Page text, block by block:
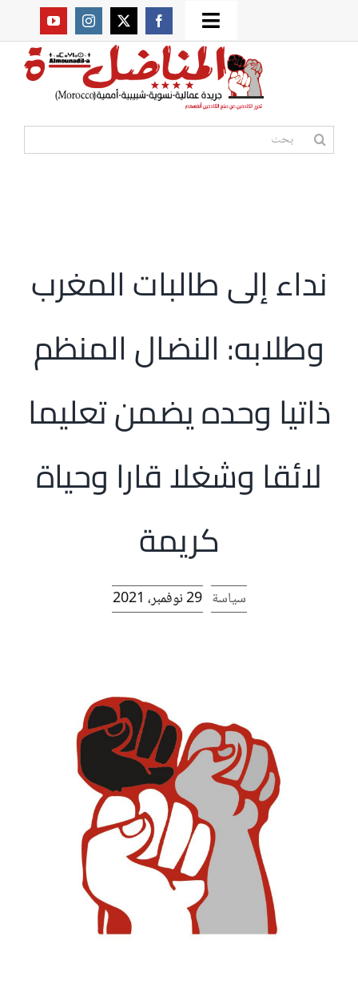
to
Toggle
Navigation
من نحن؟
مقالات
افتتاحية موقع المناضل-ة
روابط
البحث
نداء إلى طالبات المغرب
وطلابه: النضال المنظم
ذاتيا وحده يضمن تعليما
لائقا وشغلا قارا وحياة
كريمة
سياسة 29 نوفمبر، 2021